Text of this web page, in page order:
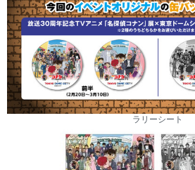
ラリーシート